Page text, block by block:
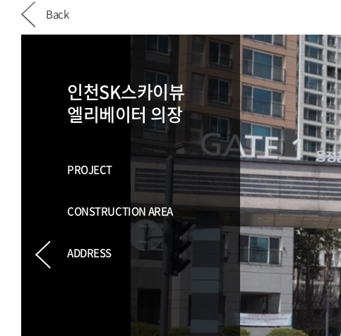
Back
인천SK스카이뷰
엘리베이터 의장
PROJECT
CONSTRUCTION AREA
ADDRESS